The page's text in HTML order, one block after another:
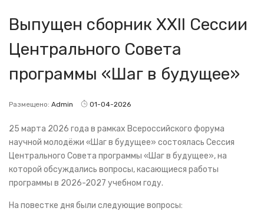
Выпущен сборник XXII Сессии
Центрального Совета
программы «Шаг в будущее»
Размещено: Admin 01-04-2026
25 марта 2026 года в рамках Всероссийского форума
научной молодёжи «Шаг в будущее» состоялась Сессия
Центрального Совета программы «Шаг в будущее», на
которой обсуждались вопросы, касающиеся работы
программы в 2026-2027 учебном году.
На повестке дня были следующие вопросы: